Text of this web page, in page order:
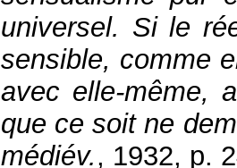
universel. Si le
sensible, comme
avec elle-même,
que ce soit ne
médiév., 1932, p.